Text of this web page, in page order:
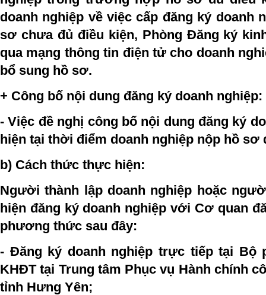
doanh nghiệp về việc cấp đăng ký doanh
sơ chưa đủ điều kiện, Phòng Đăng ký
qua mạng thông tin điện tử cho doanh
bổ sung hồ sơ.
+ Công bố nội dung đăng ký doanh nghiệp:
- Việc đề nghị công bố nội dung đăng ký
hiện tại thời điểm doanh nghiệp nộp hồ sơ
b) Cách thức thực hiện:
Người thành lập doanh nghiệp hoặc
hiện đăng ký doanh nghiệp với Cơ quan
phương thức sau đây:
- Đăng ký doanh nghiệp trực tiếp tại Bộ
KHĐT tại Trung tâm Phục vụ Hành chính
tỉnh Hưng Yên;